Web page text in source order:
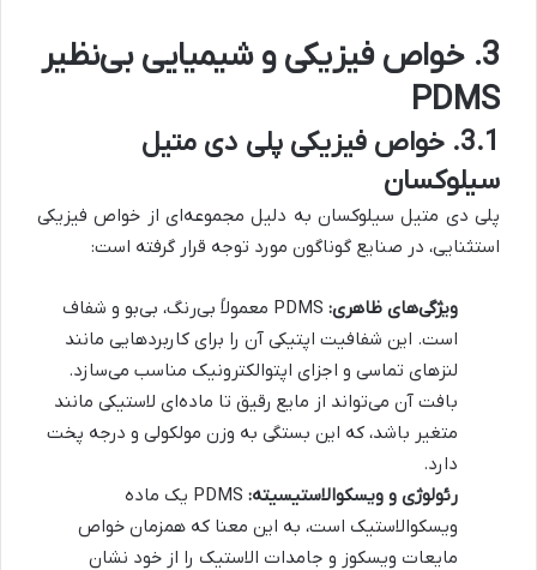
3. خواص فیزیکی و شیمیایی بی‌نظیر
PDMS
3.1. خواص فیزیکی پلی دی متیل
سیلوکسان
پلی دی متیل سیلوکسان به دلیل مجموعه‌ای از خواص فیزیکی
استثنایی، در صنایع گوناگون مورد توجه قرار گرفته است:
ویژگی‌های ظاهری:
PDMS معمولاً بی‌رنگ، بی‌بو و شفاف
است. این شفافیت اپتیکی آن را برای کاربردهایی مانند
لنزهای تماسی و اجزای اپتوالکترونیک مناسب می‌سازد.
بافت آن می‌تواند از مایع رقیق تا ماده‌ای لاستیکی مانند
متغیر باشد، که این بستگی به وزن مولکولی و درجه پخت
دارد.
رئولوژی و ویسکوالاستیسیته:
PDMS یک ماده
ویسکوالاستیک است، به این معنا که همزمان خواص
مایعات ویسکوز و جامدات الاستیک را از خود نشان